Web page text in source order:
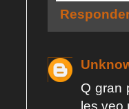
Q gran
les veo